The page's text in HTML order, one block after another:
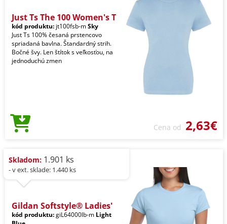
Just Ts The 100 Women's T
kód produktu: jt100fsb-mSky
Just Ts 100% česaná prstencovo
spriadaná bavlna. Štandardný strih.
Bočné švy. Len štítok s veľkosťou, na
jednoduchú zmen
Cena od 2,63€
Skladom: 1.901 ks
- v ext. sklade: 1.440 ks
Gildan Softstyle® Ladies'
kód produktu:giL64000lb-m Light